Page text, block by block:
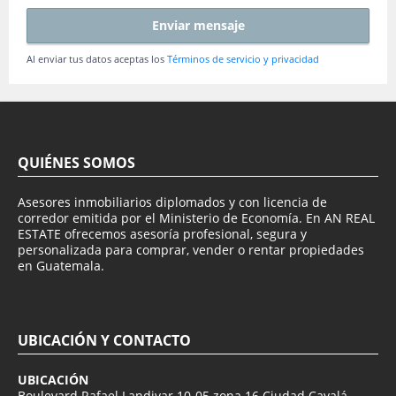
Enviar mensaje
Al enviar tus datos aceptas los Términos de servicio y privacidad
QUIÉNES SOMOS
Asesores inmobiliarios diplomados y con licencia de
corredor emitida por el Ministerio de Economía. En AN REAL
ESTATE ofrecemos asesoría profesional, segura y
personalizada para comprar, vender o rentar propiedades
en Guatemala.
UBICACIÓN Y CONTACTO
UBICACIÓN